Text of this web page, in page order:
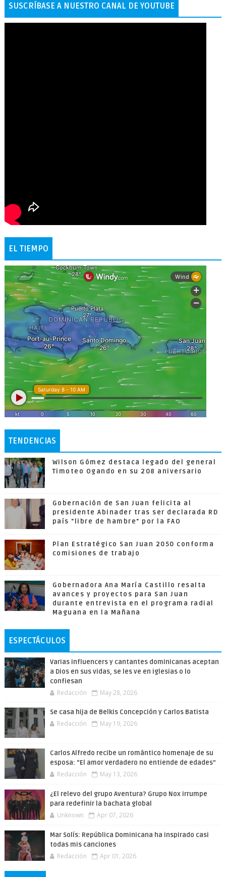
SUSCRÍBASE A NUESTRO CANAL DE YOUTUBE
EL TIEMPO
TENDENCIAS
Wilson Gómez destaca legado del general
Timoteo Ogando en su 208 aniversario
Gobernación de San Juan felicita al
presidente Abinader tras ser declarada RD
país "libre de hambre" por la FAO
Plan Estratégico San Juan 2050 conforma
comisiones de trabajo
Gobernadora Ana María Castillo resalta
avances y proyectos para San Juan
durante entrevista en el programa radial
Maguana en la Mañana
ESPECTÁCULOS
Varias influencers y cantantes dominicanas aceptan
a Dios en sus vidas, se les ve en iglesias o lo
confiesan
Redacción May 28, 2026
Se casa hija de Belkis Concepción y Carlos Batista
Redacción May 19, 2026
Carlos Alfredo recibe un romántico homenaje de su
esposa: “El amor verdadero no entiende de edades”
Redacción May 13, 2026
¿El relevo del grupo Aventura? Grupo Nox irrumpe
para redefinir la bachata global
Unknown Apr 07, 2026
Mar Solís: República Dominicana ha inspirado casi
todas mis canciones
Redacción Apr 01, 2026